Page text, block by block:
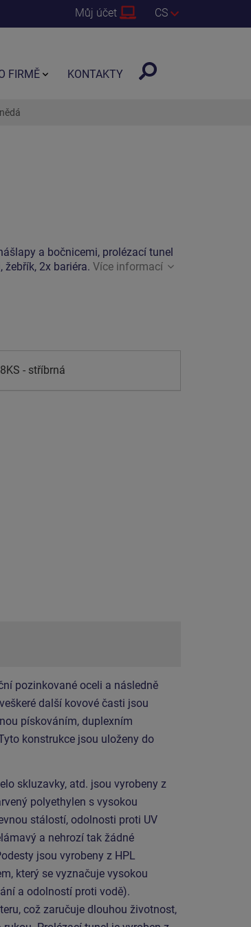
Můj účet CS
a bočnicemi, prolézací tunel
žebřík, 2x bariéra. Více informací
- stříbrná
pozinkované oceli a následně
další kovové časti jsou
pískováním, duplexním
konstrukce jsou uloženy do
skluzavky, atd. jsou vyrobeny z
polyethylen s vysokou
stálostí, odolnosti proti UV
a nehrozí tak žádné
jsou vyrobeny z HPL
který se vyznačuje vysokou
a odolností proti vodě).
což zaručuje dlouhou životnost,
FIRMĚ KONTAKTY